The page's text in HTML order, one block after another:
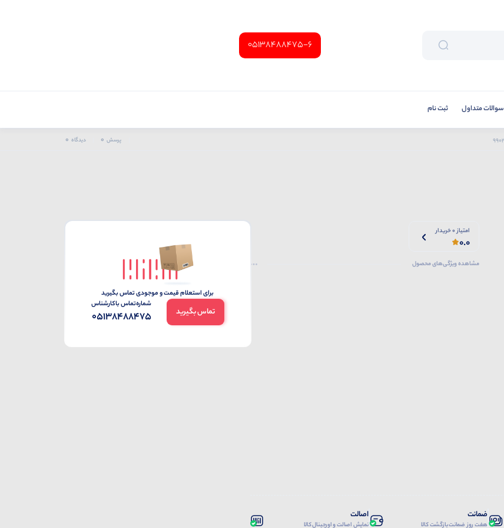
05138488475-6
سوالات متداول ثبت نام
پرسش 0 دیدگاه 0
امتیاز 0 خریدار
0.0
مشاهده ویژگی‌های محصول
ضمانت
هفت روز ضمانت بازگشت کالا
اصالت
نمایش اصالت و اورجینال کالا
برای استعلام قیمت و موجودی تماس بگیرید
تماس بگیرید
شماره‌تماس‌ با‌کارشناس
05138488475